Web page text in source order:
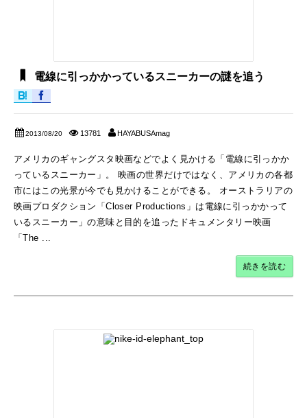
電線に引っかかっているスニーカーの謎を追う
2013/08/20 13781 HAYABUSAmag
アメリカのギャングスタ映画などでよく見かける「電線に引っかか
っているスニーカー」。 映画の世界だけではなく、アメリカの各都
市にはこの光景が今でも見かけることができる。 オーストラリアの
映画プロダクション「Closer Productions」は電線に引っかかって
いるスニーカー」の意味と目的を追ったドキュメンタリー映画
「The ...
続きを読む